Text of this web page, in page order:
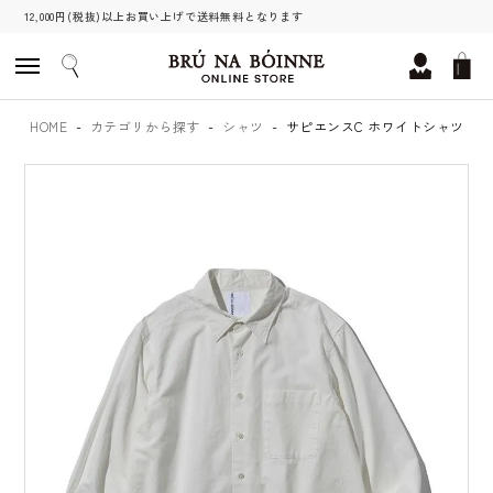
12,000円(税抜)以上お買い上げで送料無料となります
HOME カテゴリから探す シャツ サピエンスC ホワイトシャツ